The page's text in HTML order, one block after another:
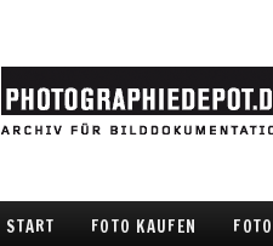
Zum Inhalt wechseln
Zum sekundären Inhalt
START FOTO KAUFEN